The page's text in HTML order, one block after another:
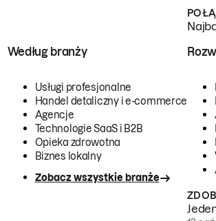
Według branży
Usługi profesjonalne
Handel detaliczny i e-commerce
Agencje
Technologie SaaS i B2B
Opieka zdrowotna
Biznes lokalny
Zobacz wszystkie branże